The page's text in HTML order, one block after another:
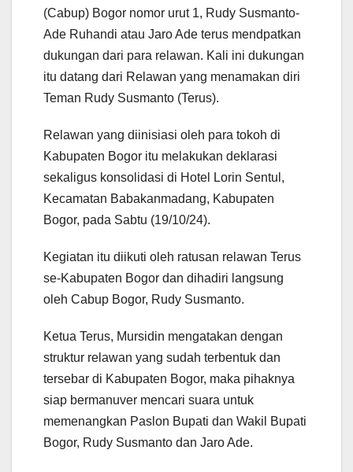
(Cabup) Bogor nomor urut 1, Rudy Susmanto-
Ade Ruhandi atau Jaro Ade terus mendpatkan
dukungan dari para relawan. Kali ini dukungan
itu datang dari Relawan yang menamakan diri
Teman Rudy Susmanto (Terus).
Relawan yang diinisiasi oleh para tokoh di
Kabupaten Bogor itu melakukan deklarasi
sekaligus konsolidasi di Hotel Lorin Sentul,
Kecamatan Babakanmadang, Kabupaten
Bogor, pada Sabtu (19/10/24).
Kegiatan itu diikuti oleh ratusan relawan Terus
se-Kabupaten Bogor dan dihadiri langsung
oleh Cabup Bogor, Rudy Susmanto.
Ketua Terus, Mursidin mengatakan dengan
struktur relawan yang sudah terbentuk dan
tersebar di Kabupaten Bogor, maka pihaknya
siap bermanuver mencari suara untuk
memenangkan Paslon Bupati dan Wakil Bupati
Bogor, Rudy Susmanto dan Jaro Ade.